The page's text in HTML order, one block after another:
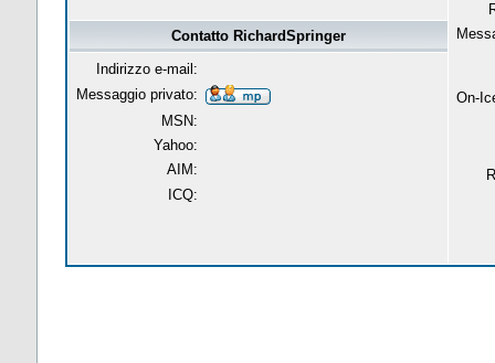
On-
Contatto RichardSpringer
Indirizzo e-mail:
Messaggio privato:
MSN:
Yahoo:
AIM:
ICQ: